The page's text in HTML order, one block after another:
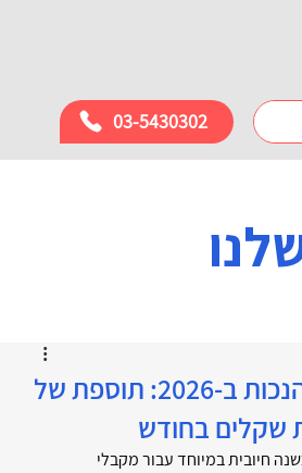
03-5430302
העלאת קצבת הנכות ב-2026: תוספת של
שקלים בחודש
כשנה חיובית במיוחד עבור מקבלי